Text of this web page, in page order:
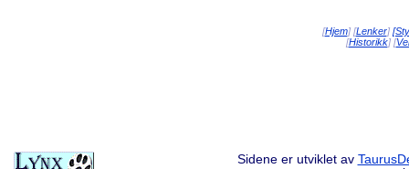
[Hjem] [Lenker]
[Historikk] [
Sidene er utviklet av